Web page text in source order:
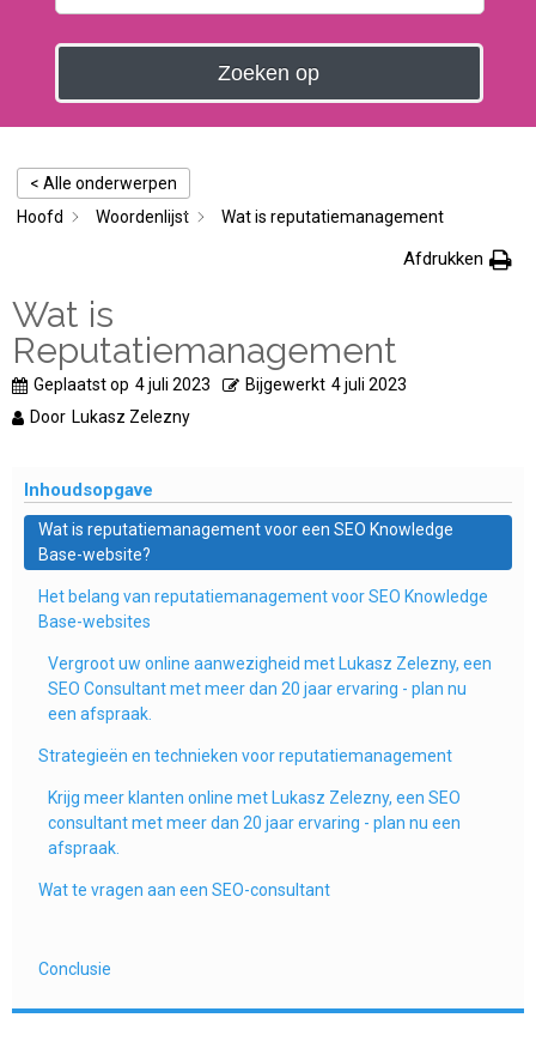
Zoeken op
< Alle onderwerpen
Hoofd
Woordenlijst Wat is reputatiemanagement
Afdrukken
Wat is
Reputatiemanagement
Geplaatst op 4 juli 2023 Bijgewerkt 4 juli 2023
Door Lukasz Zelezny
Inhoudsopgave
Wat is reputatiemanagement voor een SEO Knowledge
Base-website?
Het belang van reputatiemanagement voor SEO Knowledge
Base-websites
Vergroot uw online aanwezigheid met Lukasz Zelezny, een
SEO Consultant met meer dan 20 jaar ervaring - plan nu
een afspraak.
Strategieën en technieken voor reputatiemanagement
Krijg meer klanten online met Lukasz Zelezny, een SEO
consultant met meer dan 20 jaar ervaring - plan nu een
afspraak.
Wat te vragen aan een SEO-consultant
Conclusie